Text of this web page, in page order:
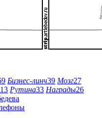
Бизнес-линч39 Мозг27
Рутина33 Награды26